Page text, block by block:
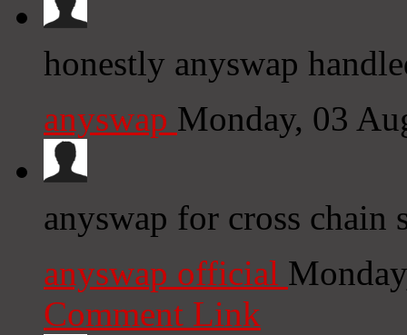
honestly anyswap
anyswap Monday, 03
anyswap for cross chain
anyswap official
Comment Link